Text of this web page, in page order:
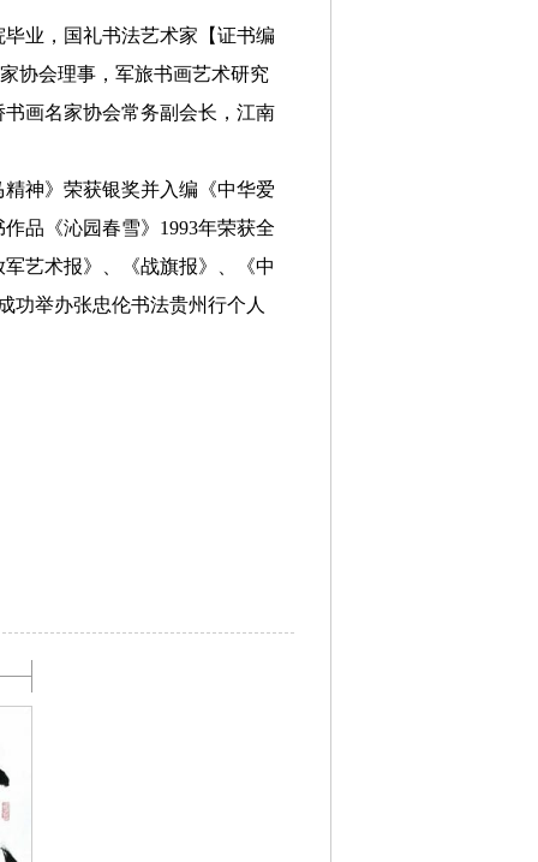
业，国礼书法艺术家【证书编
协会理事，军旅书画艺术研究
画名家协会常务副会长，江南
神》荣获银奖并入编《中华爱
品《沁园春雪》1993年荣获全
艺术报》、《战旗报》、《中
功举办张忠伦书法贵州行个人